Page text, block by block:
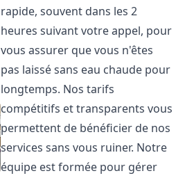
rapide, souvent dans les 2
heures suivant votre appel, pour
vous assurer que vous n'êtes
pas laissé sans eau chaude pour
longtemps. Nos tarifs
compétitifs et transparents vous
permettent de bénéficier de nos
services sans vous ruiner. Notre
équipe est formée pour gérer